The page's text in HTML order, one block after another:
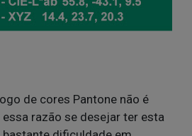
de cores Pantone não é
razão se desejar ter esta